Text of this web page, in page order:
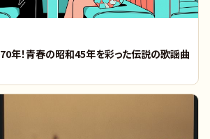
年！青春の昭和45年を彩った伝説の歌謡曲